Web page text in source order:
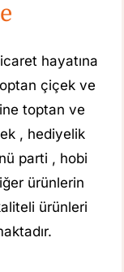
hayatına
çiçek ve
toptan ve
, hediyelik
parti , hobi
ürünlerin
ürünleri